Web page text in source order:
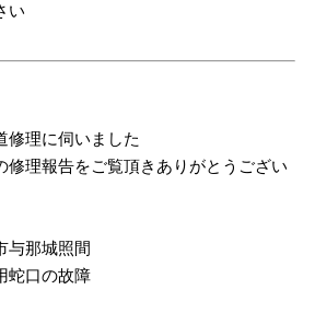
い
修理に伺いました
修理報告をご覧頂きありがとうござい
与那城照間
蛇口の故障